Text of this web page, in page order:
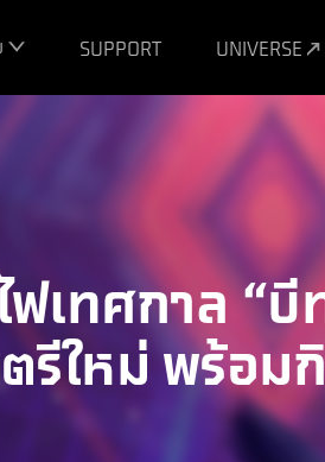
SUPPORT UNIVERSE
ฟเทศกาล “
รีใหม่ พร้อ